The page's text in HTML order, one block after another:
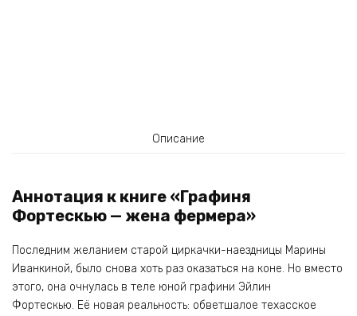
Описание
Аннотация к книге «Графиня
Фортескью — жена фермера»
Последним желанием старой циркачки-наездницы Марины
Иванкиной, было снова хоть раз оказаться на коне. Но вместо
этого, она очнулась в теле юной графини Эйлин
Фортескью. Её новая реальность: обветшалое техасское